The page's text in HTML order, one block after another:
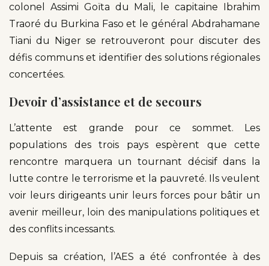
colonel Assimi Goïta du Mali, le capitaine Ibrahim
Traoré du Burkina Faso et le général Abdrahamane
Tiani du Niger se retrouveront pour discuter des
défis communs et identifier des solutions régionales
concertées.
Devoir d’assistance et de secours
L’attente est grande pour ce sommet. Les
populations des trois pays espèrent que cette
rencontre marquera un tournant décisif dans la
lutte contre le terrorisme et la pauvreté. Ils veulent
voir leurs dirigeants unir leurs forces pour bâtir un
avenir meilleur, loin des manipulations politiques et
des conflits incessants.
Depuis sa création, l’AES a été confrontée à des